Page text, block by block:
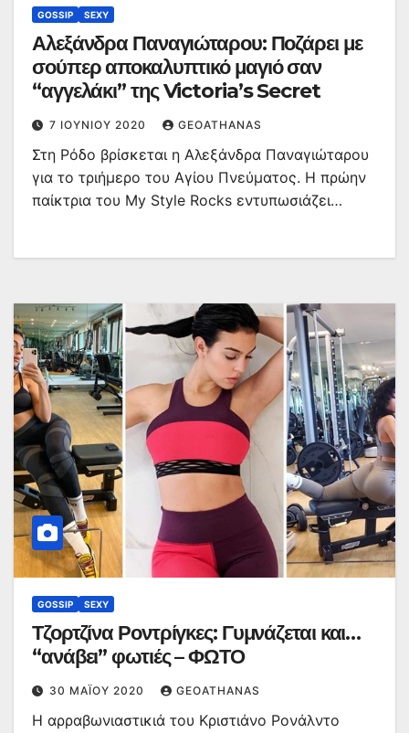
GOSSIP SEXY
Αλεξάνδρα Παναγιώταρου: Ποζάρει με
σούπερ αποκαλυπτικό μαγιό σαν
“αγγελάκι” της Victoria’s Secret
7 ΙΟΥΝΊΟΥ 2020 GEOATHANAS
Στη Ρόδο βρίσκεται η Αλεξάνδρα Παναγιώταρου
για το τριήμερο του Αγίου Πνεύματος. Η πρώην
παίκτρια του Μy Style Rocks εντυπωσιάζει…
GOSSIP SEXY
Τζορτζίνα Ροντρίγκες: Γυμνάζεται και…
“ανάβει” φωτιές – ΦΩΤΟ
30 ΜΑΪ́ΟΥ 2020 GEOATHANAS
Η αρραβωνιαστικιά του Κριστιάνο Ρονάλντο